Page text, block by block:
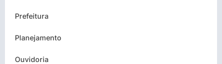
Prefeitura
Planejamento
Ouvidoria